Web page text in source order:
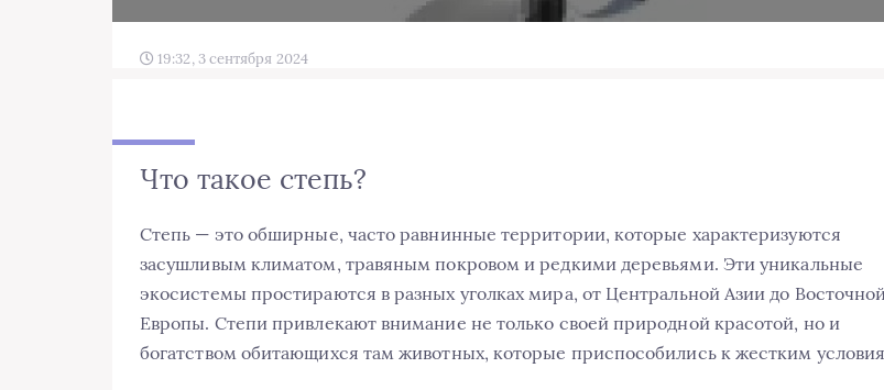
19:32, 3 сентября 2024
Что такое степь?
Степь — это обширные, часто равнинные территории, которые характеризуются
засушливым климатом, травяным покровом и редкими деревьями. Эти уникальные
экосистемы простираются в разных уголках мира, от Центральной Азии до
Европы. Степи привлекают внимание не только своей природной красотой, но и
богатством обитающихся там животных, которые приспособились к жестким